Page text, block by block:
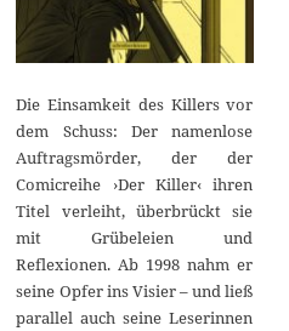
Die Einsamkeit des Killers vor
dem Schuss: Der namenlose
Auftragsmörder, der der
Comicreihe ›Der Killer‹ ihren
Titel verleiht, überbrückt sie
mit Grübeleien und
Reflexionen. Ab 1998 nahm er
seine Opfer ins Visier – und ließ
parallel auch seine Leserinnen